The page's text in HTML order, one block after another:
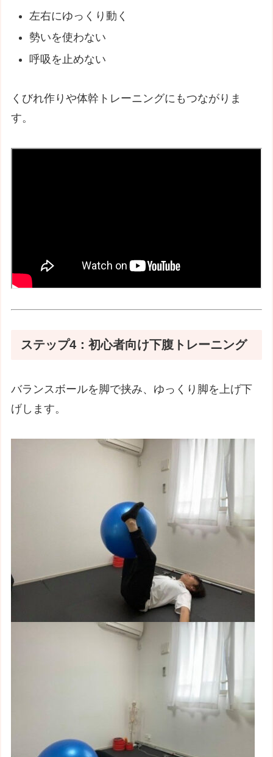
左右にゆっくり動く
勢いを使わない
呼吸を止めない
くびれ作りや体幹トレーニングにもつながりま
す。
ステップ4：初心者向け下腹トレーニング
バランスボールを脚で挟み、ゆっくり脚を上げ下
げします。